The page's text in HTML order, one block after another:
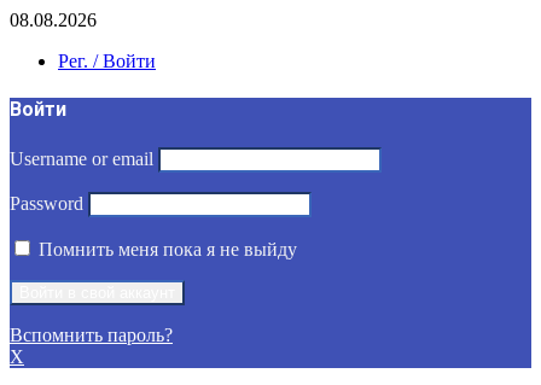
08.08.2026
Рег. / Войти
Войти
Username or email
Password
Помнить меня пока я не выйду
Вспомнить пароль?
X